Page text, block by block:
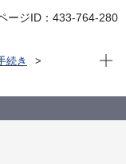
ージID：433-764-280
続き
をつくる」
現在